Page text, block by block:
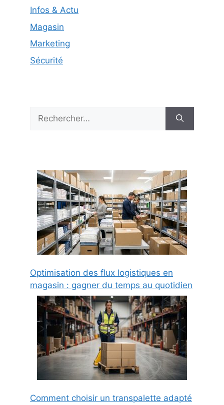
Infos & Actu
Magasin
Marketing
Sécurité
Optimisation des flux logistiques en
magasin : gagner du temps au quotidien
Comment choisir un transpalette adapté